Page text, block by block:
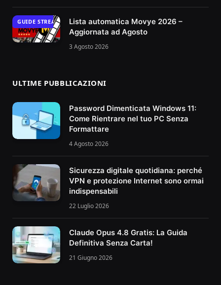
GUIDE STREAMINGLista automatica Movye 2026 –
Aggiornata ad Agosto
3 Agosto 2026
ULTIME PUBBLICAZIONI
Password Dimenticata Windows 11:
Come Rientrare nel tuo PC Senza
Formattare
4 Agosto 2026
Sicurezza digitale quotidiana: perché
VPN e protezione Internet sono ormai
indispensabili
22 Luglio 2026
Claude Opus 4.8 Gratis: La Guida
Definitiva Senza Carta!
21 Giugno 2026